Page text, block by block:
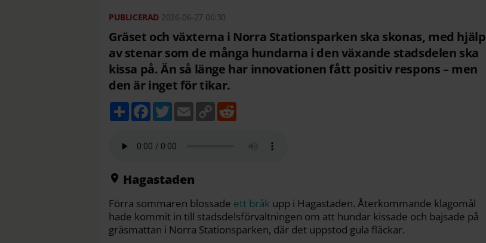
2026-06-27 06:30
Gräset och växterna i Norra Stationsparken ska skonas, med hjälp
av stenar som de många hundarna i den växande stadsdelen ska
kissa på. Än så länge har innovationen fått positiv respons – men
den är inget för tikar.
D
e
F
b
T
w
t
E
m
C
o
Hagastaden
Förra sommaren blossade ett bråk upp i Hagastaden. Återkommande klagomål
hade kommit in till stadsdelsförvaltningen om att hundar kissade och bajsade på
gräsmattan i Norra Stationsparken, där det uppstod gula fläckar.